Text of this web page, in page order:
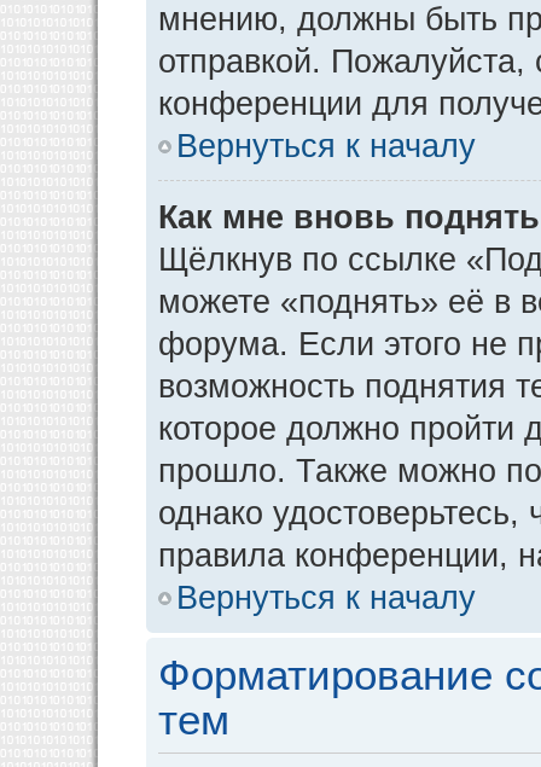
мнению, должны быть
отправкой.
конференции для
Вернуться к началу
Как мне вновь
Щёлкнув по ссылке
можете «поднять» её в
форума. Если этого не
возможность поднятия
которое должно пройти
прошло. Также можно
однако
правила конференции,
Вернуться к началу
Форматирование
тем